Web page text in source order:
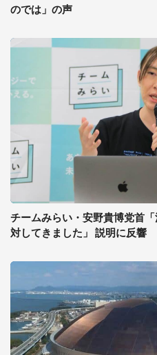
のでは」の声
チームみらい・安野貴博党首
対してきました」 説明に反響